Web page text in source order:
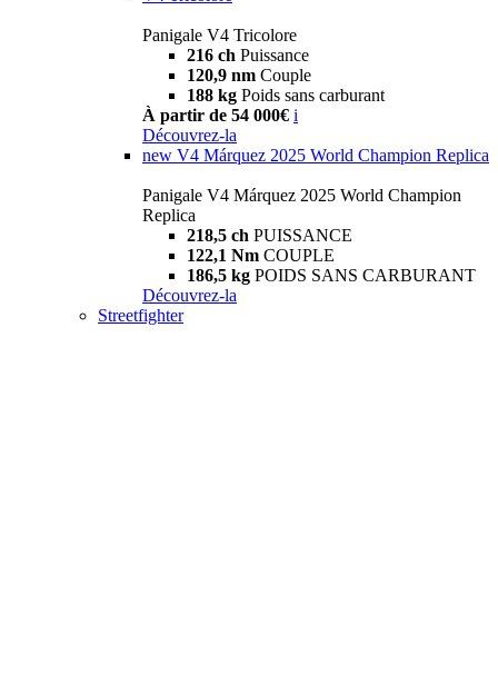
Panigale V4 Tricolore
216 ch Puissance
120,9 nm Couple
188 kg Poids sans carburant
À partir de 54 000€ i
Découvrez-la
new V4 Márquez 2025 World Champion Replica
Panigale V4 Márquez 2025 World Champion
Replica
218,5 ch PUISSANCE
122,1 Nm COUPLE
186,5 kg POIDS SANS CARBURANT
Découvrez-la
Streetfighter